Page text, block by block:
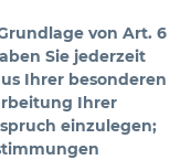
von Art. 6
Sie jederzeit
Ihrer besonderen
Ihrer
einzulegen;